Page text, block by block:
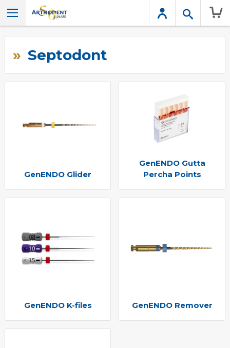
Septodont
GenENDO Glider
GenENDO Gutta
Percha Points
GenENDO K-files GenENDO Remover